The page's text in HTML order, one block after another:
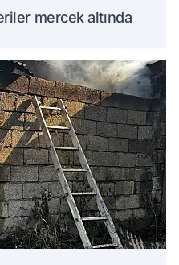
mercek altında